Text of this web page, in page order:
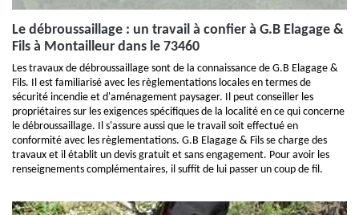
Le débroussaillage : un travail à confier à G.B Elagage &
Fils à Montailleur dans le 73460
Les travaux de débroussaillage sont de la connaissance de G.B Elagage &
Fils. Il est familiarisé avec les règlementations locales en termes de
sécurité incendie et d'aménagement paysager. Il peut conseiller les
propriétaires sur les exigences spécifiques de la localité en ce qui concerne
le débroussaillage. Il s'assure aussi que le travail soit effectué en
conformité avec les règlementations. G.B Elagage & Fils se charge des
travaux et il établit un devis gratuit et sans engagement. Pour avoir les
renseignements complémentaires, il suffit de lui passer un coup de fil.